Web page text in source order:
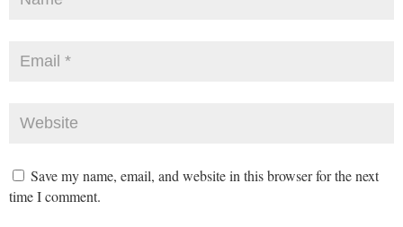
Save my name, email, and website in this browser for the next
time I comment.